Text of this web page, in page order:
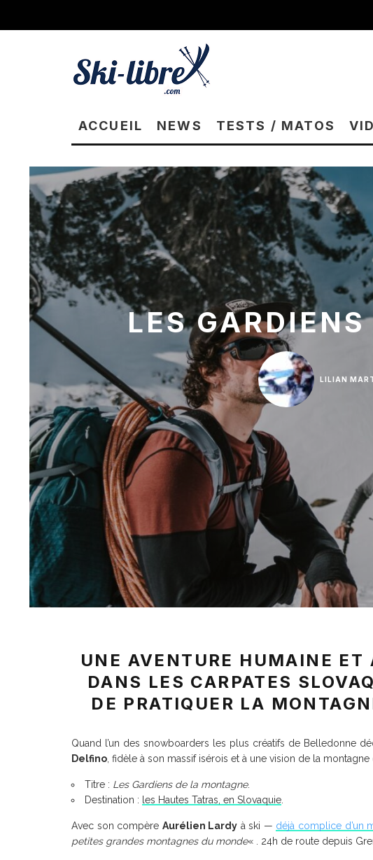
ACCUEIL NEWS TESTS / MATOS
LES
LILIAN
UNE AVENTURE HUMAINE
DANS LES CARPATES
DE PRATIQUER LA
Quand l’un des snowboarders les plus créatifs de Belledonne
Delfino , fidèle à son massif isérois et à une vision de la
Titre : Les Gardiens de la montagne.
Destination : les Hautes Tatras, en Slovaquie
Avec son compère Aurélien Lardy à ski — déjà complice d’un
petites grandes montagnes du monde« . 24h de route depuis